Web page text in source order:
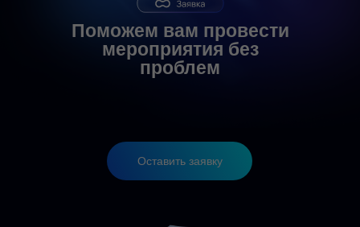
Оставить заявку
Поможем вам провести
мероприятия без
проблем